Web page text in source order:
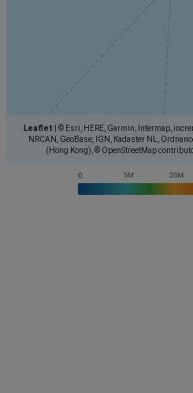
Leaflet
© Esri, HERE, Garmin, Intermap,
NRCAN, GeoBase, IGN, Kadaster NL,
(Hong Kong), © OpenStreetMap